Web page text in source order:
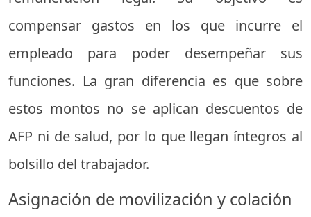
compensar gastos en los que incurre el
empleado para poder desempeñar sus
funciones. La gran diferencia es que sobre
estos montos no se aplican descuentos de
AFP ni de salud, por lo que llegan íntegros al
bolsillo del trabajador.
Asignación de movilización y colación